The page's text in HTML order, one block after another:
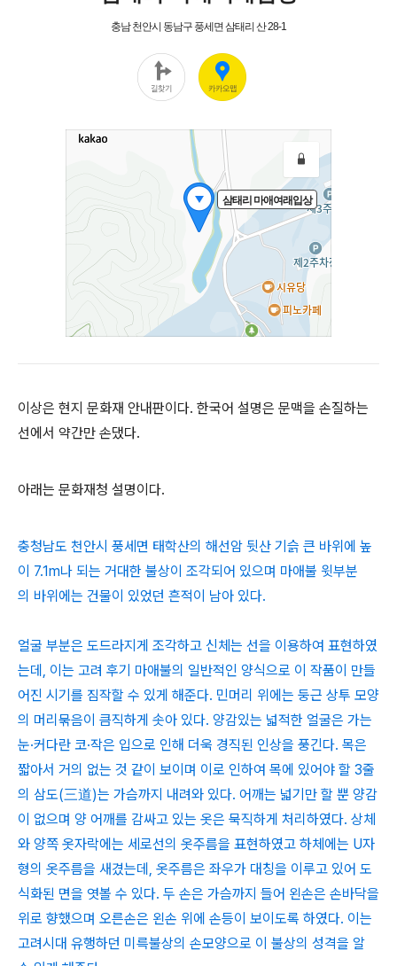
이상은 현지 문화재 안내판이다. 한국어 설명은 문맥을 손질하는
선에서 약간만 손댔다.
아래는 문화재청 설명이다.
충청남도 천안시 풍세면 태학산의 해선암 뒷산 기슭 큰 바위에 높
이 7.1m나 되는 거대한 불상이 조각되어 있으며 마애불 윗부분
의 바위에는 건물이 있었던 흔적이 남아 있다.
얼굴 부분은 도드라지게 조각하고 신체는 선을 이용하여 표현하였
는데, 이는 고려 후기 마애불의 일반적인 양식으로 이 작품이 만들
어진 시기를 짐작할 수 있게 해준다. 민머리 위에는 둥근 상투 모양
의 머리묶음이 큼직하게 솟아 있다. 양감있는 넓적한 얼굴은 가는
눈·커다란 코·작은 입으로 인해 더욱 경직된 인상을 풍긴다. 목은
짧아서 거의 없는 것 같이 보이며 이로 인하여 목에 있어야 할 3줄
의 삼도(三道)는 가슴까지 내려와 있다. 어깨는 넓기만 할 뿐 양감
이 없으며 양 어깨를 감싸고 있는 옷은 묵직하게 처리하였다. 상체
와 양쪽 옷자락에는 세로선의 옷주름을 표현하였고 하체에는 U자
형의 옷주름을 새겼는데, 옷주름은 좌우가 대칭을 이루고 있어 도
식화된 면을 엿볼 수 있다. 두 손은 가슴까지 들어 왼손은 손바닥을
위로 향했으며 오른손은 왼손 위에 손등이 보이도록 하였다. 이는
고려시대 유행하던 미륵불상의 손모양으로 이 불상의 성격을 알